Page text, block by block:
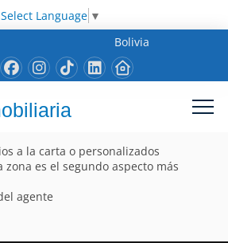
Select Language ▼
Bolivia
a la carta o personalizados
zona es el segundo aspecto más
agente